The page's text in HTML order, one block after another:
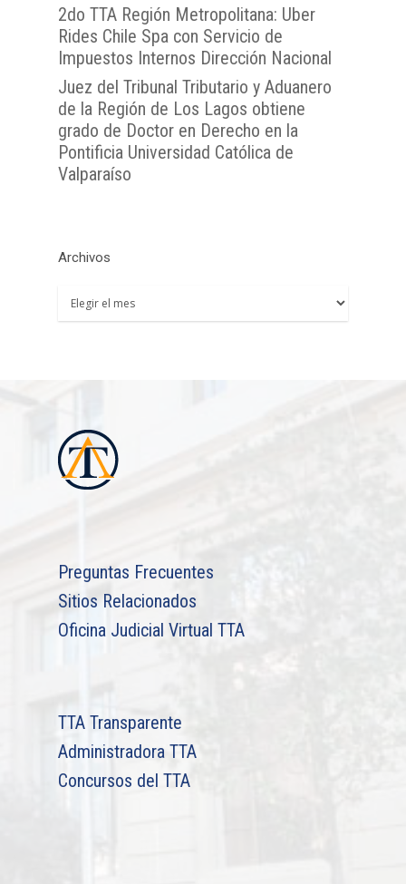
2do TTA Región Metropolitana: Uber
Rides Chile Spa con Servicio de
Impuestos Internos Dirección Nacional
Juez del Tribunal Tributario y Aduanero
de la Región de Los Lagos obtiene
grado de Doctor en Derecho en la
Pontificia Universidad Católica de
Valparaíso
Archivos
Archivos
Preguntas Frecuentes
Sitios Relacionados
Oficina Judicial Virtual TTA
TTA Transparente
Administradora TTA
Concursos del TTA